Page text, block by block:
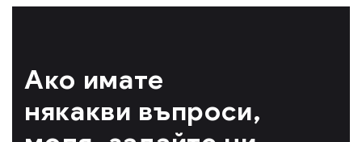
Ако имате
някакви въпроси,